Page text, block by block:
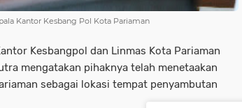
Kantor Kesbang Pol Kota Pariaman
Kesbangpol dan Linmas Kota Pariaman
mengatakan pihaknya telah menetaakan
sebagai lokasi tempat penyambutan